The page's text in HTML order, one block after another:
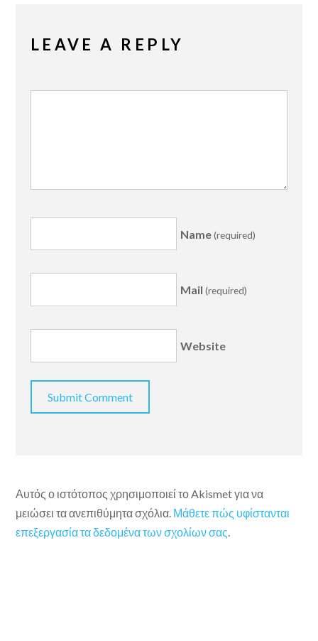
LEAVE A REPLY
Name(required)
Mail (required)
Website
Αυτός ο ιστότοπος χρησιμοποιεί το Akismet για να
μειώσει τα ανεπιθύμητα σχόλια. Μάθετε πώς υφίστανται
επεξεργασία τα δεδομένα των σχολίων σας.